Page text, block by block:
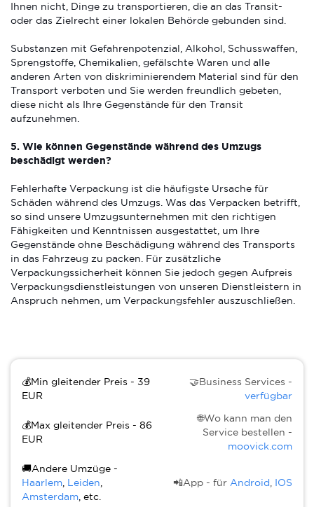
Ihnen nicht, Dinge zu transportieren, die an das Transit-
oder das Zielrecht einer lokalen Behörde gebunden sind.
Substanzen mit Gefahrenpotenzial, Alkohol, Schusswaffen,
Sprengstoffe, Chemikalien, gefälschte Waren und alle
anderen Arten von diskriminierendem Material sind für den
Transport verboten und Sie werden freundlich gebeten,
diese nicht als Ihre Gegenstände für den Transit
aufzunehmen.
5. Wie können Gegenstände während des Umzugs
beschädigt werden?
Fehlerhafte Verpackung ist die häufigste Ursache für
Schäden während des Umzugs. Was das Verpacken betrifft,
so sind unsere Umzugsunternehmen mit den richtigen
Fähigkeiten und Kenntnissen ausgestattet, um Ihre
Gegenstände ohne Beschädigung während des Transports
in das Fahrzeug zu packen. Für zusätzliche
Verpackungssicherheit können Sie jedoch gegen Aufpreis
Verpackungsdienstleistungen von unseren Dienstleistern in
Anspruch nehmen, um Verpackungsfehler auszuschließen.
💰Min gleitender Preis - 39
EUR
🤝Business Services -
verfügbar
💰Max gleitender Preis - 86
EUR
🌐Wo kann man den
Service bestellen -
moovick.com
🚚Andere Umzüge -
Haarlem Leiden
Amsterdam , etc.
📲App - für Android IOS